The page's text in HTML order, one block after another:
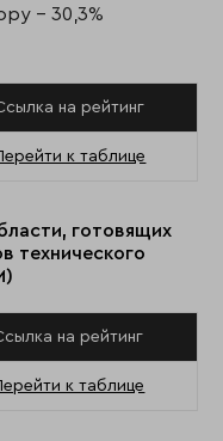
- 30,3%
на рейтинг
к таблице
готовящих
технического
на рейтинг
к таблице